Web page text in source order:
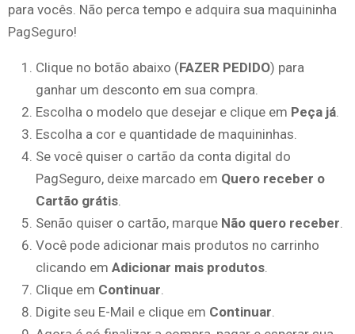
para vocês. Não perca tempo e adquira sua maquininha
PagSeguro!
Clique no botão abaixo (FAZER PEDIDO) para
ganhar um desconto em sua compra.
Escolha o modelo que desejar e clique em Peça já
Escolha a cor e quantidade de maquininhas.
Se você quiser o cartão da conta digital do
PagSeguro, deixe marcado em Quero receber o
Cartão grátis
Senão quiser o cartão, marque Não quero receber
Você pode adicionar mais produtos no carrinho
clicando em Adicionar mais produtos
Clique em Continuar
Digite seu E-Mail e clique em Continuar